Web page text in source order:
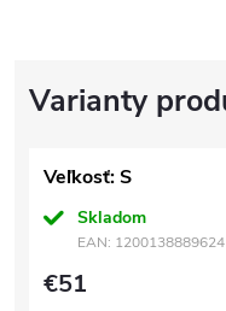
Veľkosť: S
Skladom
EAN: 1200138889624
€51